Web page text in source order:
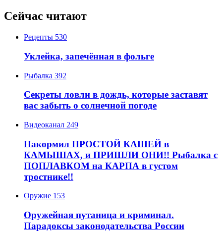
Сейчас читают
Рецепты 530
Уклейка, запечённая в фольге
Рыбалка 392
Секреты ловли в дождь, которые заставят
вас забыть о солнечной погоде
Видеоканал 249
Накормил ПРОСТОЙ КАШЕЙ в
КАМЫШАХ, и ПРИШЛИ ОНИ!! Рыбалка с
ПОПЛАВКОМ на КАРПА в густом
тростнике!!
Оружие 153
Оружейная путаница и криминал.
Парадоксы законодательства России